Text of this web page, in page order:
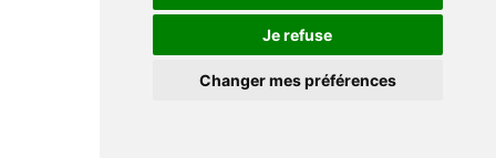
Je refuse
Changer mes préférences